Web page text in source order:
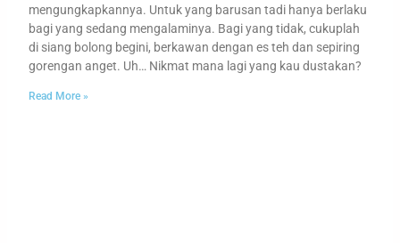
mengungkapkannya. Untuk yang barusan tadi hanya berlaku
bagi yang sedang mengalaminya. Bagi yang tidak, cukuplah
di siang bolong begini, berkawan dengan es teh dan sepiring
gorengan anget. Uh… Nikmat mana lagi yang kau dustakan?
Read More »